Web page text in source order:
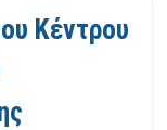
Κέντρου